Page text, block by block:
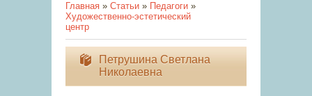
Главная » Статьи » Педагоги »
Художественно-эстетический
центр
Петрушина Светлана
Николаевна